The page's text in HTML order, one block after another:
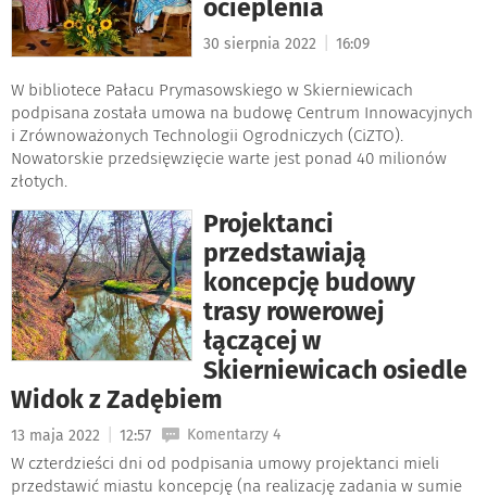
ocieplenia
30 sierpnia 2022 16:09
W bibliotece Pałacu Prymasowskiego w Skierniewicach
podpisana została umowa na budowę Centrum Innowacyjnych
i Zrównoważonych Technologii Ogrodniczych (CiZTO).
Nowatorskie przedsięwzięcie warte jest ponad 40 milionów
złotych.
Projektanci
przedstawiają
koncepcję budowy
trasy rowerowej
łączącej w
Skierniewicach osiedle
Widok z Zadębiem
13 maja 2022 12:57 Komentarzy 4
W czterdzieści dni od podpisania umowy projektanci mieli
przedstawić miastu koncepcję (na realizację zadania w sumie